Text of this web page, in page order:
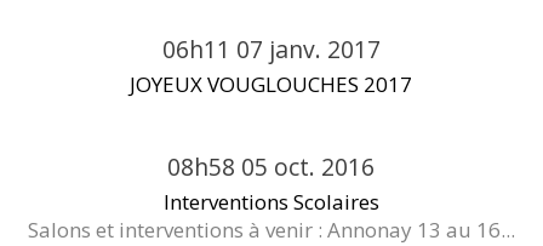
06h11 07 janv. 2017
JOYEUX VOUGLOUCHES 2017
08h58 05 oct. 2016
Interventions Scolaires
Salons et interventions à venir : Annonay 13 au 16...